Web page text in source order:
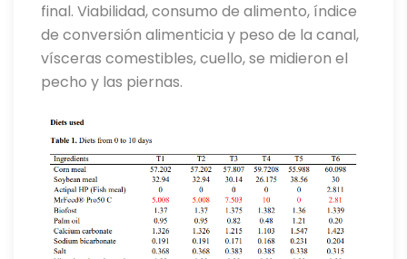
final. Viabilidad, consumo de alimento, índice
de conversión alimenticia y peso de la canal,
vísceras comestibles, cuello, se midieron el
pecho y las piernas.